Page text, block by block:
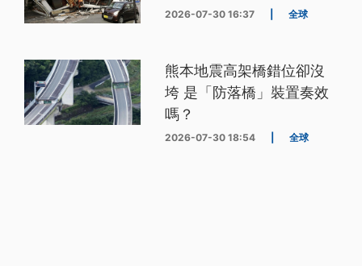
2026-07-30 16:37 全球
熊本地震高架橋錯位卻沒
垮 是「防落橋」裝置奏效
嗎？
2026-07-30 18:54 全球